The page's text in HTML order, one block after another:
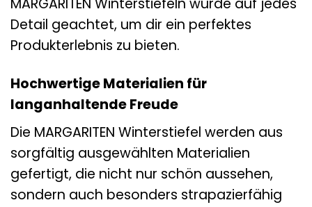
MARGARITEN Winterstiefeln wurde auf jedes
Detail geachtet, um dir ein perfektes
Produkterlebnis zu bieten.
Hochwertige Materialien für
langanhaltende Freude
Die MARGARITEN Winterstiefel werden aus
sorgfältig ausgewählten Materialien
gefertigt, die nicht nur schön aussehen,
sondern auch besonders strapazierfähig